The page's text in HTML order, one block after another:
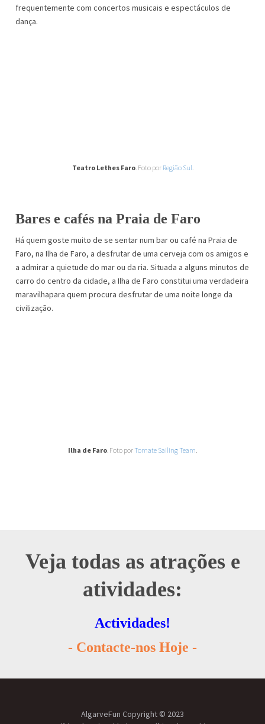
frequentemente com concertos musicais e espectáculos de
dança.
Teatro Lethes Faro. Foto por Região Sul.
Bares e cafés na Praia de Faro
Há quem goste muito de se sentar num bar ou café na Praia de
Faro, na Ilha de Faro, a desfrutar de uma cerveja com os amigos e
a admirar a quietude do mar ou da ria. Situada a alguns minutos de
carro do centro da cidade, a Ilha de Faro constitui uma verdadeira
maravilhapara quem procura desfrutar de uma noite longe da
civilização.
Ilha de Faro . Foto por Tomate Sailing Team
Veja todas as atrações e
atividades:
Actividades!
- Contacte-nos Hoje -
AlgarveFun Copyright © 2023